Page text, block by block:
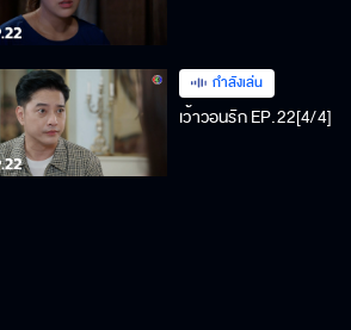
กำลังเล่น
เว้าวอนรัก EP.22[4/4]